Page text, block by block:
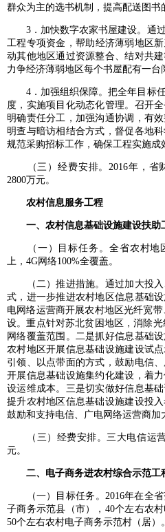
群众为主的选书机制，提高配送图书
3．加快数字农家书屋建设。通过
工程专项资金，帮助经济薄弱地区
动其他地区通过资源整合、结对共
力争经济薄弱地区每个书屋配有一台
4．加强组织保障。把全年目标任
度，实施项目化动态化管理。召开
明确责任分工，加强沟通协调，有
明查与暗访相结合方式，督促各地
规范采购招标工作，确保工程实施成
（三）经费安排。2016年，省
2800万元。
农村信息服务工程
一、农村信息基础设施建设扶助
（一）目标任务。全省农村地
上，4G网络100%全覆盖。
（二）推进措施。通过加大投入
式，进一步推进农村地区信息基础
电网络运营商开展农村地区光纤宽
设。重点针对苏北贫困地区，消除
网络覆盖范围。二是抓好信息基础
农村地区开展信息基础设施建设试
引领、以点带面的方式，鼓励电信
开展信息基础设施集约化建设，着
设运维成本。三是切实做好信息基
提升农村地区信息基础设施建设投
鼓励和支持电信、广电网络运营商加
（三）经费安排。三大电信运营
元。
二、电子商务进农村综合示范工
（一）目标任务。2016年在全省
子商务示范县（市），40个左右农
50个左右农村电子商务示范村（居）。